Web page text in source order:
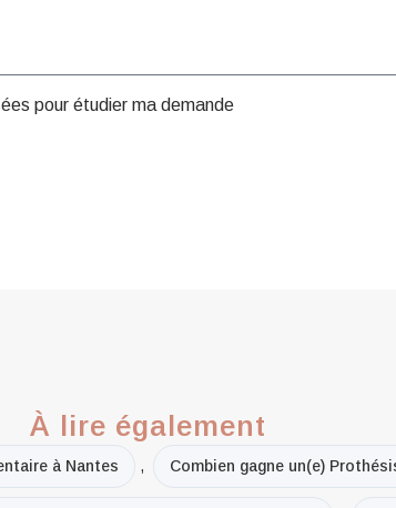
pour étudier ma demande
À lire également
à Nantes , Combien gagne un(e)